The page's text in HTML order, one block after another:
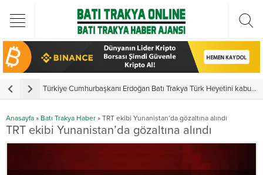
Türkiye Cumhurbaşkanı Erdoğan Batı Trakya Türk Heyetini kabul etti
Anasayfa » Batı Trakya Haber » TRT ekibi Yunanistan’da gözaltına alındı
TRT ekibi Yunanistan’da gözaltına alındı